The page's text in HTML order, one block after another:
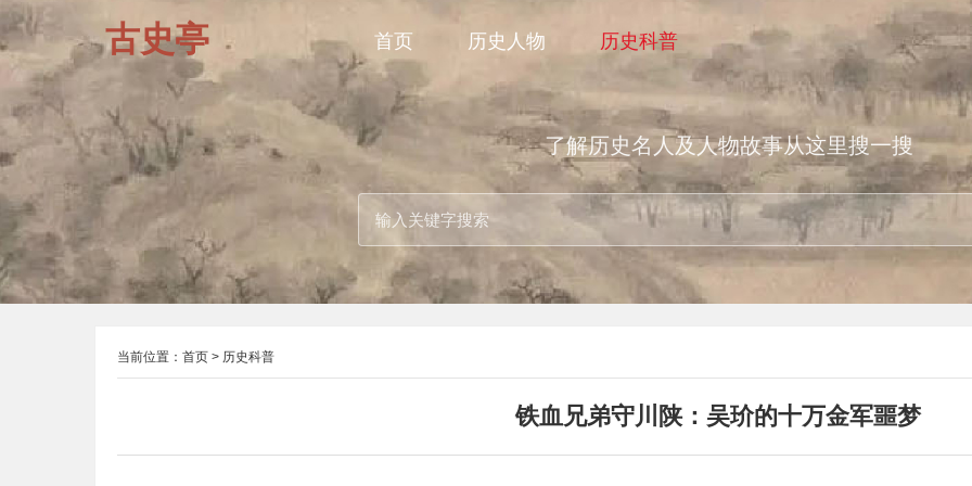
古史亭 首页 历史人物 历史科普
了解历史名人及人物故事从这里搜一搜
当前位置： 首页 > 历史科普
铁血兄弟守川陕：吴玠的十万金军噩梦